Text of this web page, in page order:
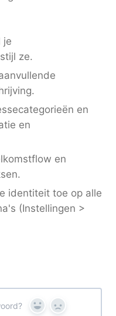
je
ze.
en
en
en
identiteit toe op alle
(Instellingen >
Yes No